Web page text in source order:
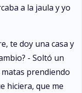
a la jaula y yo
te doy una casa y
- Soltó un
prendiendo
hiciera, que me